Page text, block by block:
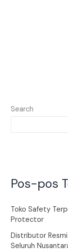
Search
Pos-pos
Toko Safety
Protector
Distributor
Seluruh